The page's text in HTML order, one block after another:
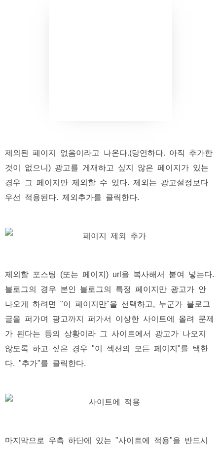
제외된 페이지 없음이라고 나온다.(당연하다. 아직 추가한
것이 없으니) 광고를 게재하고 싶지 않은 페이지가 있는
경우 그 페이지만 제외할 수 있다. 제외는 광고설정보다
우선 적용된다. 제외추가를 클릭한다.
제외할 포스팅 (또는 페이지) url을 복사해서 붙여 넣는다.
블로그의 경우 본인 블로그의 특정 페이지만 광고가 안
나오게 하려면 "이 페이지만"을 선택하고, 누군가 블로그
글을 퍼가며 광고까지 퍼가서 이상한 사이트에 올려 문제
가 된다는 등의 상황이라 그 사이트에서 광고가 나오지
않도록 하고 싶은 경우 "이 섹션의 모든 페이지"를 택한
다. "추가"를 클릭한다.
마지막으로 우측 하단에 있는 "사이트에 적용"을 반드시